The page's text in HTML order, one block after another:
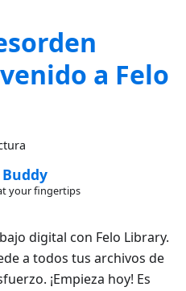
a Felo
Buddy
your fingertips
digital con Felo Library.
a todos tus archivos de
¡Empieza hoy! Es